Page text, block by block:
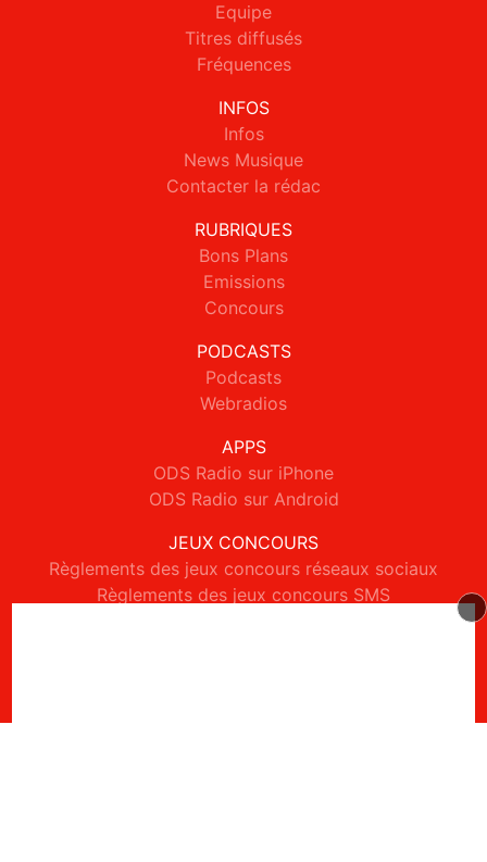
Equipe
Titres diffusés
Fréquences
INFOS
Infos
News Musique
Contacter la rédac
RUBRIQUES
Bons Plans
Emissions
Concours
PODCASTS
Podcasts
Webradios
APPS
ODS Radio sur iPhone
ODS Radio sur Android
JEUX CONCOURS
Règlements des jeux concours réseaux sociaux
Règlements des jeux concours SMS